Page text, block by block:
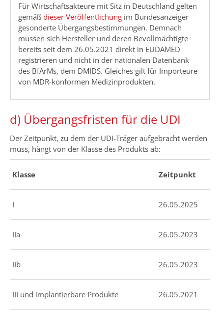
Für Wirtschaftsakteure mit Sitz in Deutschland gelten
gemäß dieser Veröffentlichung im Bundesanzeiger
gesonderte Übergangsbestimmungen. Demnach
müssen sich Hersteller und deren Bevollmächtigte
bereits seit dem 26.05.2021 direkt in EUDAMED
registrieren und nicht in der nationalen Datenbank
des BfArMs, dem DMIDS. Gleiches gilt für Importeure
von MDR-konformen Medizinprodukten.
d) Übergangsfristen für die UDI
Der Zeitpunkt, zu dem der UDI-Träger aufgebracht werden
muss, hängt von der Klasse des Produkts ab:
Klasse Zeitpunkt
I 26.05.2025
IIa 26.05.2023
IIb 26.05.2023
III und implantierbare Produkte 26.05.2021